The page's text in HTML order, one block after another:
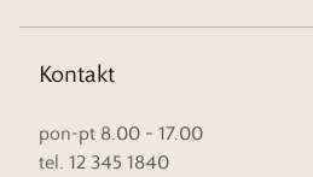
Kontakt
pon-pt 8.00 – 17.00
tel. 12 345 1840